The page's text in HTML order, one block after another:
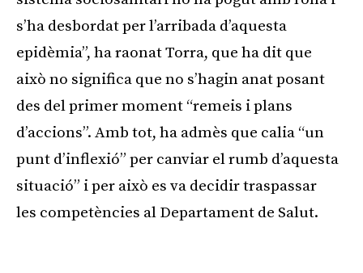
s’ha desbordat per l’arribada d’aquesta
epidèmia”, ha raonat Torra, que ha dit que
això no significa que no s’hagin anat posant
des del primer moment “remeis i plans
d’accions”. Amb tot, ha admès que calia “un
punt d’inflexió” per canviar el rumb d’aquesta
situació” i per això es va decidir traspassar
les competències al Departament de Salut.